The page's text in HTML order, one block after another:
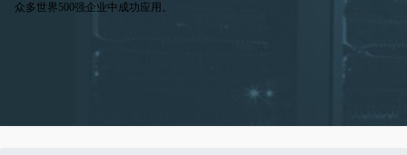
众多世界500强企业中成功应用。